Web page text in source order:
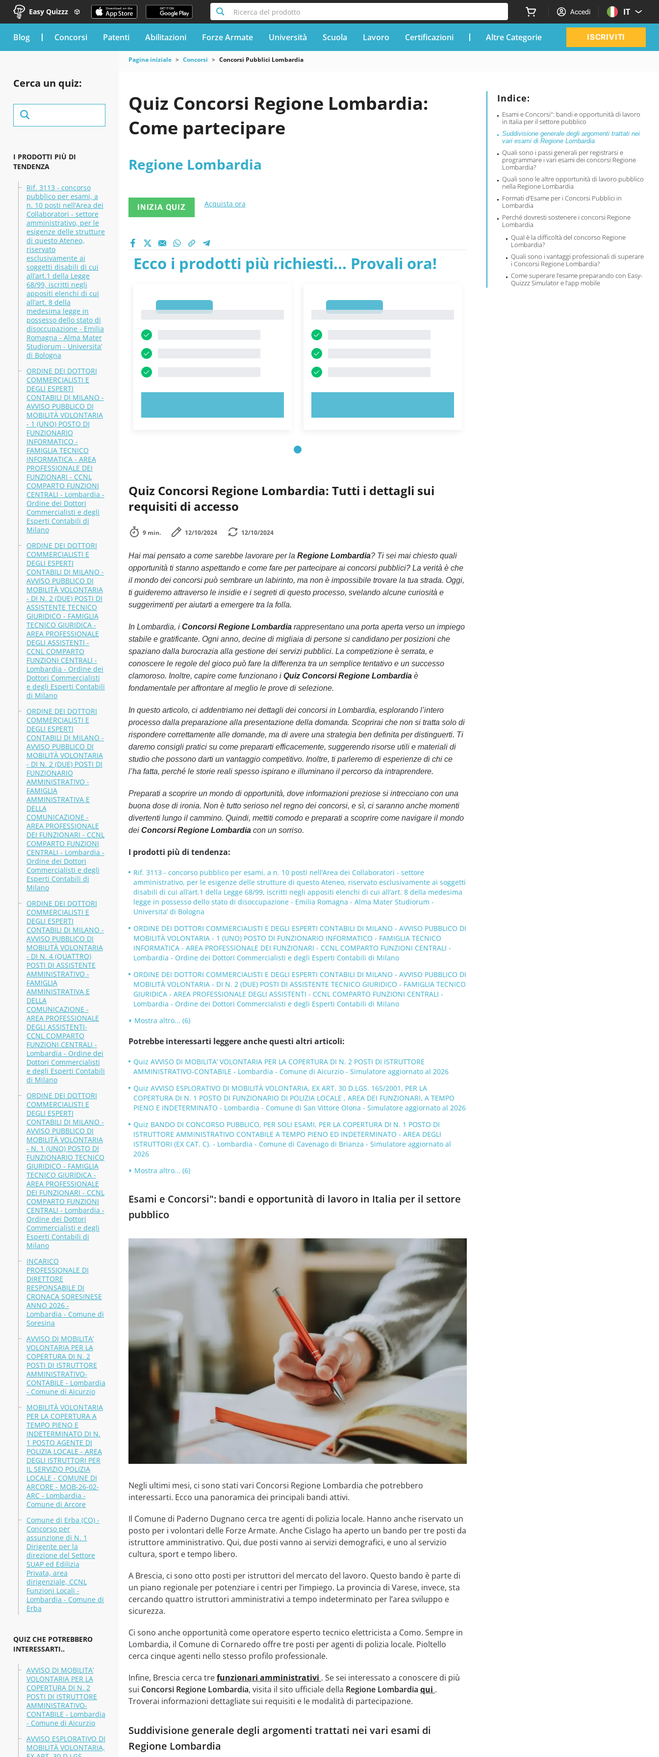
Easy Quizzz Ricerca del prodotto Accedi IT
blog Concorsi Patenti Abilitazioni Forze Armate Università Scuola Lavoro Certificazioni Altre Categorie ISCRIVITI
Cerca un quiz:
I PRODOTTI PIÙ DI
TENDENZA
Rif. 3113 - concorso
pubblico per esami, a
n. 10 posti nell’Area dei
Collaboratori - settore
amministrativo, per le
esigenze delle strutture
di questo Ateneo,
riservato
esclusivamente ai
soggetti disabili di cui
all’art.1 della Legge
68/99, iscritti negli
appositi elenchi di cui
all’art. 8 della
medesima legge in
possesso dello stato di
disoccupazione - Emilia
Romagna - Alma Mater
Studiorum - Universita’
di Bologna
ORDINE DEI DOTTORI
COMMERCIALISTI E
DEGLI ESPERTI
CONTABILI DI MILANO -
AVVISO PUBBLICO DI
MOBILITÀ VOLONTARIA
- 1 (UNO) POSTO DI
FUNZIONARIO
INFORMATICO -
FAMIGLIA TECNICO
INFORMATICA - AREA
PROFESSIONALE DEI
FUNZIONARI - CCNL
COMPARTO FUNZIONI
CENTRALI - Lombardia -
Ordine dei Dottori
Commercialisti e degli
Esperti Contabili di
Milano
ORDINE DEI DOTTORI
COMMERCIALISTI E
DEGLI ESPERTI
CONTABILI DI MILANO -
AVVISO PUBBLICO DI
MOBILITÀ VOLONTARIA
- DI N. 2 (DUE) POSTI DI
ASSISTENTE TECNICO
GIURIDICO - FAMIGLIA
TECNICO GIURIDICA -
AREA PROFESSIONALE
DEGLI ASSISTENTI -
CCNL COMPARTO
FUNZIONI CENTRALI -
Lombardia - Ordine dei
Dottori Commercialisti
e degli Esperti Contabili
di Milano
ORDINE DEI DOTTORI
COMMERCIALISTI E
DEGLI ESPERTI
CONTABILI DI MILANO -
AVVISO PUBBLICO DI
MOBILITÀ VOLONTARIA
- DI N. 2 (DUE) POSTI DI
FUNZIONARIO
AMMINISTRATIVO -
FAMIGLIA
AMMINISTRATIVA E
DELLA
COMUNICAZIONE -
AREA PROFESSIONALE
DEI FUNZIONARI - CCNL
COMPARTO FUNZIONI
CENTRALI - Lombardia -
Ordine dei Dottori
Commercialisti e degli
Esperti Contabili di
Milano
ORDINE DEI DOTTORI
COMMERCIALISTI E
DEGLI ESPERTI
CONTABILI DI MILANO -
AVVISO PUBBLICO DI
MOBILITÀ VOLONTARIA
- DI N. 4 (QUATTRO)
POSTI DI ASSISTENTE
AMMINISTRATIVO -
FAMIGLIA
AMMINISTRATIVA E
DELLA
COMUNICAZIONE -
AREA PROFESSIONALE
DEGLI ASSISTENTI-
CCNL COMPARTO
FUNZIONI CENTRALI -
Lombardia - Ordine dei
Dottori Commercialisti
e degli Esperti Contabili
di Milano
ORDINE DEI DOTTORI
COMMERCIALISTI E
DEGLI ESPERTI
CONTABILI DI MILANO -
AVVISO PUBBLICO DI
MOBILITÀ VOLONTARIA
- N. 1 (UNO) POSTO DI
FUNZIONARIO TECNICO
GIURIDICO - FAMIGLIA
TECNICO GIURIDICA -
AREA PROFESSIONALE
DEI FUNZIONARI - CCNL
COMPARTO FUNZIONI
CENTRALI - Lombardia -
Ordine dei Dottori
Commercialisti e degli
Esperti Contabili di
Milano
INCARICO
PROFESSIONALE DI
DIRETTORE
RESPONSABILE DI
CRONACA SORESINESE
ANNO 2026 -
Lombardia - Comune di
Soresina
AVVISO DI MOBILITA’
VOLONTARIA PER LA
COPERTURA DI N. 2
POSTI DI ISTRUTTORE
AMMINISTRATIVO-
CONTABILE - Lombardia
- Comune di Aicurzio
MOBILITÀ VOLONTARIA
PER LA COPERTURA A
TEMPO PIENO E
INDETERMINATO DI N.
1 POSTO AGENTE DI
POLIZIA LOCALE - AREA
DEGLI ISTRUTTORI PER
IL SERVIZIO POLIZIA
LOCALE - COMUNE DI
ARCORE - MOB-26-02-
ARC - Lombardia -
Comune di Arcore
Comune di Erba (CO) -
Concorso per
assunzione di N. 1
Dirigente per la
direzione del Settore
SUAP ed Edilizia
Privata, area
dirigenziale, CCNL
Funzioni Locali -
Lombardia - Comune di
Erba
QUIZ CHE POTREBBERO
INTERESSARTI..
AVVISO DI MOBILITA’
VOLONTARIA PER LA
COPERTURA DI N. 2
POSTI DI ISTRUTTORE
AMMINISTRATIVO-
CONTABILE - Lombardia
- Comune di Aicurzio
AVVISO ESPLORATIVO DI
MOBILITÀ VOLONTARIA,
Pagina iniziale Concorsi Concorsi Pubblici Lombardia
Indice:
Esami e Concorsi": bandi e opportunità di lavoro
in Italia per il settore pubblico
Suddivisione generale degli argomenti trattati nei
vari esami di Regione Lombardia
Quali sono i passi generali per registrarsi e
programmare i vari esami dei concorsi Regione
Lombardia?
Quali sono le altre opportunità di lavoro pubblico
nella Regione Lombardia
Formati d’Esame per i Concorsi Pubblici in
Lombardia
Perché dovresti sostenere i concorsi Regione
Lombardia
Qual è la difficoltà del concorso Regione
Lombardia?
Quali sono i vantaggi professionali di superare
i Concorsi Regione Lombardia?
Come superare l’esame preparando con Easy-
Quizzz Simulator e l’app mobile
Quiz Concorsi Regione Lombardia:
Come partecipare
Regione Lombardia
INIZIA QUIZ Acquista ora
Ecco i prodotti più richiesti... Provali ora!
Quiz Concorsi Regione Lombardia: Tutti i dettagli sui
requisiti di accesso
9 min. 12/10/2024 12/10/2024
Hai mai pensato a come sarebbe lavorare per la Regione Lombardia? Ti sei mai chiesto quali
opportunità ti stanno aspettando e come fare per partecipare ai concorsi pubblici? La verità è che
il mondo dei concorsi può sembrare un labirinto, ma non è impossibile trovare la tua strada. Oggi,
ti guideremo attraverso le insidie e i segreti di questo processo, svelando alcune curiosità e
suggerimenti per aiutarti a emergere tra la folla.
In Lombardia, i Concorsi Regione Lombardiarappresentano una porta aperta verso un impiego
stabile e gratificante. Ogni anno, decine di migliaia di persone si candidano per posizioni che
spaziano dalla burocrazia alla gestione dei servizi pubblici. La competizione è serrata, e
conoscere le regole del gioco può fare la differenza tra un semplice tentativo e un successo
clamoroso. Inoltre, capire come funzionano i Quiz Concorsi Regione Lombardiaè
fondamentale per affrontare al meglio le prove di selezione.
In questo articolo, ci addentriamo nei dettagli dei concorsi in Lombardia, esplorando l’intero
processo dalla preparazione alla presentazione della domanda. Scoprirai che non si tratta solo di
rispondere correttamente alle domande, ma di avere una strategia ben definita per distinguerti. Ti
daremo consigli pratici su come prepararti efficacemente, suggerendo risorse utili e materiali di
studio che possono darti un vantaggio competitivo. Inoltre, ti parleremo di esperienze di chi ce
l’ha fatta, perché le storie reali spesso ispirano e illuminano il percorso da intraprendere.
Preparati a scoprire un mondo di opportunità, dove informazioni preziose si intrecciano con una
buona dose di ironia. Non è tutto serioso nel regno dei concorsi, e sì, ci saranno anche momenti
divertenti lungo il cammino. Quindi, mettiti comodo e preparati a scoprire come navigare il mondo
dei Concorsi Regione Lombardiacon un sorriso.
I prodotti più di tendenza:
Rif. 3113 - concorso pubblico per esami, a n. 10 posti nell’Area dei Collaboratori - settore
amministrativo, per le esigenze delle strutture di questo Ateneo, riservato esclusivamente ai soggetti
disabili di cui all’art.1 della Legge 68/99, iscritti negli appositi elenchi di cui all’art. 8 della medesima
legge in possesso dello stato di disoccupazione - Emilia Romagna - Alma Mater Studiorum -
Universita’ di Bologna
ORDINE DEI DOTTORI COMMERCIALISTI E DEGLI ESPERTI CONTABILI DI MILANO - AVVISO PUBBLICO DI
MOBILITÀ VOLONTARIA - 1 (UNO) POSTO DI FUNZIONARIO INFORMATICO - FAMIGLIA TECNICO
INFORMATICA - AREA PROFESSIONALE DEI FUNZIONARI - CCNL COMPARTO FUNZIONI CENTRALI -
Lombardia - Ordine dei Dottori Commercialisti e degli Esperti Contabili di Milano
ORDINE DEI DOTTORI COMMERCIALISTI E DEGLI ESPERTI CONTABILI DI MILANO - AVVISO PUBBLICO DI
MOBILITÀ VOLONTARIA - DI N. 2 (DUE) POSTI DI ASSISTENTE TECNICO GIURIDICO - FAMIGLIA TECNICO
GIURIDICA - AREA PROFESSIONALE DEGLI ASSISTENTI - CCNL COMPARTO FUNZIONI CENTRALI -
Lombardia - Ordine dei Dottori Commercialisti e degli Esperti Contabili di Milano
Mostra altro... (6)
Potrebbe interessarti leggere anche questi altri articoli:
Quiz AVVISO DI MOBILITA’ VOLONTARIA PER LA COPERTURA DI N. 2 POSTI DI ISTRUTTORE
AMMINISTRATIVO-CONTABILE - Lombardia - Comune di Aicurzio - Simulatore aggiornato al 2026
Quiz AVVISO ESPLORATIVO DI MOBILITÀ VOLONTARIA, EX ART. 30 D.LGS. 165/2001, PER LA
COPERTURA DI N. 1 POSTO DI FUNZIONARIO DI POLIZIA LOCALE , AREA DEI FUNZIONARI, A TEMPO
PIENO E INDETERMINATO - Lombardia - Comune di San Vittore Olona - Simulatore aggiornato al 2026
Quiz BANDO DI CONCORSO PUBBLICO, PER SOLI ESAMI, PER LA COPERTURA DI N. 1 POSTO DI
ISTRUTTORE AMMINISTRATIVO CONTABILE A TEMPO PIENO ED INDETERMINATO - AREA DEGLI
ISTRUTTORI (EX CAT. C). - Lombardia - Comune di Cavenago di Brianza - Simulatore aggiornato al
2026
Mostra altro... (6)
Esami e Concorsi": bandi e opportunità di lavoro in Italia per il settore
pubblico
Negli ultimi mesi, ci sono stati vari Concorsi Regione Lombardia che potrebbero
interessarti. Ecco una panoramica dei principali bandi attivi.
Il Comune di Paderno Dugnano cerca tre agenti di polizia locale. Hanno anche riservato un
posto per i volontari delle Forze Armate. Anche Cislago ha aperto un bando per tre posti da
istruttore amministrativo. Qui, due posti vanno ai servizi demografici, e uno al servizio
cultura, sport e tempo libero.
A Brescia, ci sono otto posti per istruttori del mercato del lavoro. Questo bando è parte di
un piano regionale per potenziare i centri per l’impiego. La provincia di Varese, invece, sta
cercando quattro istruttori amministrativi a tempo indeterminato per l’area sviluppo e
sicurezza.
Ci sono anche opportunità come operatore esperto tecnico elettricista a Como. Sempre in
Lombardia, il Comune di Cornaredo offre tre posti per agenti di polizia locale. Pioltello
cerca cinque agenti nello stesso profilo professionale.
Infine, Brescia cerca trefunzionari amministrativi . Se sei interessato a conoscere di più
sui Concorsi Regione Lombardia, visita il sito ufficiale della Regione Lombardia qui .
Troverai informazioni dettagliate sui requisiti e le modalità di partecipazione.
Suddivisione generale degli argomenti trattati nei vari esami di
Regione Lombardia